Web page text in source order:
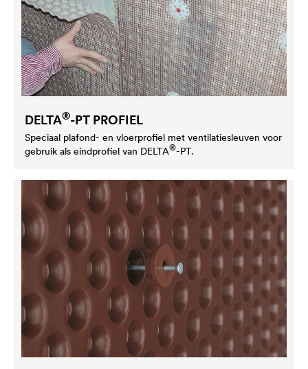
DELTA®-PT PROFIEL
Speciaal plafond- en vloerprofiel met ventilatiesleuven voor
gebruik als eindprofiel van DELTA®-PT.